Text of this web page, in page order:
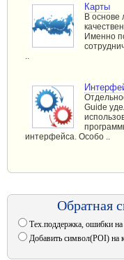
Карты
В основе
Именно
..
Guide
интерфейса. Особо ..
Обратная
Тех.поддержка, ошибки на
Добавить символ(POI) на